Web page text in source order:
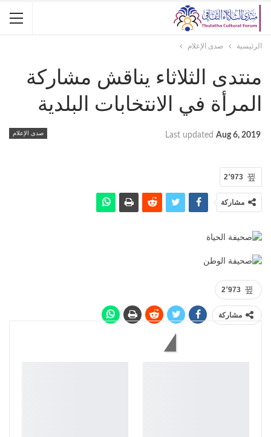
الرئيسية صدى الإعلام
منتدى الثلاثاء يناقش مشاركة
المرأة في الانتخابات البلدية
صدى الإعلام Last updated Aug 6, 2019
2٬973
مشاركة
2٬973
مشاركة